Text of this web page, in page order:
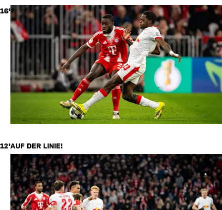
16'
12'AUF DER LINIE!